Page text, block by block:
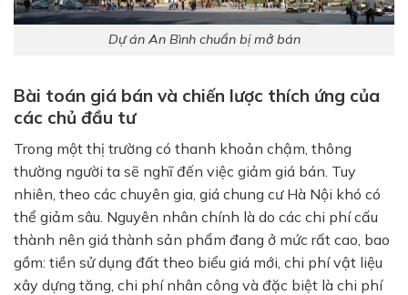
Dự án An Bình chuẩn bị mở bán
Bài toán giá bán và chiến lược thích ứng của
các chủ đầu tư
Trong một thị trường có thanh khoản chậm, thông
thường người ta sẽ nghĩ đến việc giảm giá bán. Tuy
nhiên, theo các chuyên gia, giá chung cư Hà Nội khó có
thể giảm sâu. Nguyên nhân chính là do các chi phí cấu
thành nên giá thành sản phẩm đang ở mức rất cao, bao
gồm: tiền sử dụng đất theo biểu giá mới, chi phí vật liệu
xây dựng tăng, chi phí nhân công và đặc biệt là chi phí